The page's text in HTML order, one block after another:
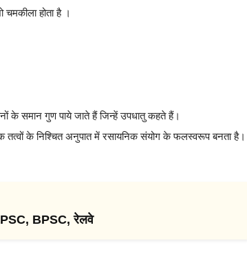
होता है ।
के समान गुण पाये जाते हैं जिन्हें उपधातु कहते हैं।
तत्वों के निश्चित अनुपात में रसायनिक संयोग के फलस्वरूप बनता है।
BPSC, रेलवे